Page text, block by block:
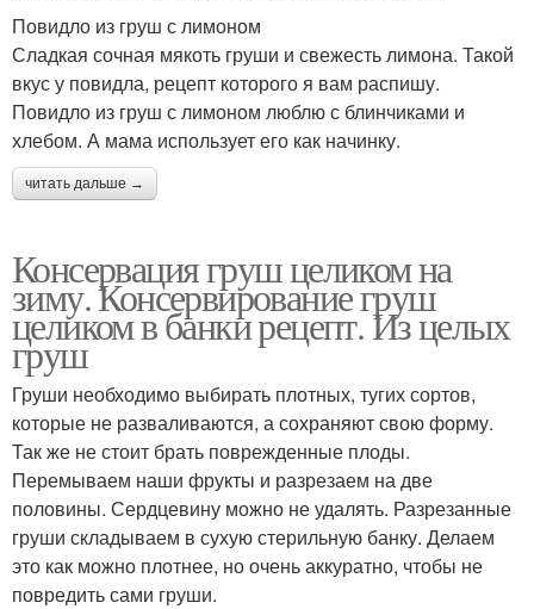
Повидло из груш с лимоном
Сладкая сочная мякоть груши и свежесть лимона. Такой
вкус у повидла, рецепт которого я вам распишу.
Повидло из груш с лимоном люблю с блинчиками и
хлебом. А мама использует его как начинку.
читать дальше →
Консервация груш целиком на
зиму. Консервирование груш
целиком в банки рецепт. Из целых
груш
Груши необходимо выбирать плотных, тугих сортов,
которые не разваливаются, а сохраняют свою форму.
Так же не стоит брать поврежденные плоды.
Перемываем наши фрукты и разрезаем на две
половины. Сердцевину можно не удалять. Разрезанные
груши складываем в сухую стерильную банку. Делаем
это как можно плотнее, но очень аккуратно, чтобы не
повредить сами груши.